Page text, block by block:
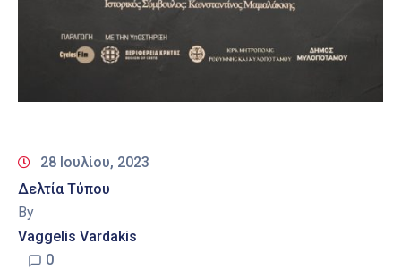
28 Ιουλίου, 2023
Δελτία Τύπου
By
Vaggelis Vardakis
0